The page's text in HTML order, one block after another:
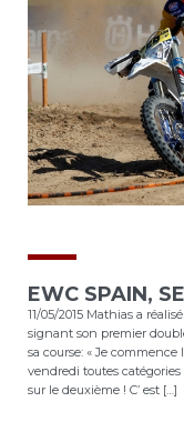
EWC SPAIN,
11/05/2015 Mathias a
signant son premier
sa course: « Je
vendredi toutes
sur le deuxième ! C’ est […]